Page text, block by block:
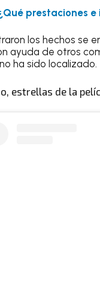
prestaciones
los hechos se
ayuda de otros
ha sido localizado.
estrellas de la